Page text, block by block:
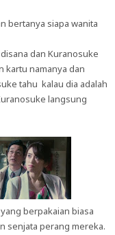
bertanya siapa wanita
dan Kuranosuke
kartu namanya dan
tahu kalau dia adalah
langsung
berpakaian biasa
senjata perang mereka.